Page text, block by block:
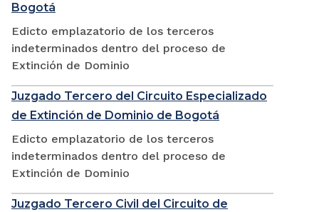
Bogotá
Edicto emplazatorio de los terceros
indeterminados dentro del proceso de
Extinción de Dominio
Juzgado Tercero del Circuito Especializado
de Extinción de Dominio de Bogotá
Edicto emplazatorio de los terceros
indeterminados dentro del proceso de
Extinción de Dominio
Juzgado Tercero Civil del Circuito de